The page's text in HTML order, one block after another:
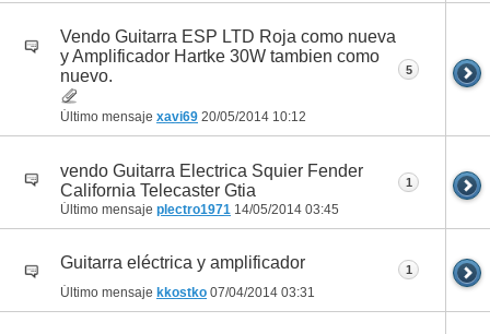
Vendo Guitarra ESP LTD Roja como nueva
y Amplificador Hartke 30W tambien como
nuevo.
Último mensaje xavi69 20/05/2014 10:12
5
vendo Guitarra Electrica Squier Fender
California Telecaster Gtia
Último mensaje plectro1971 14/05/2014 03:45
1
Guitarra eléctrica y amplificador
Último mensaje kkostko 07/04/2014 03:31
1